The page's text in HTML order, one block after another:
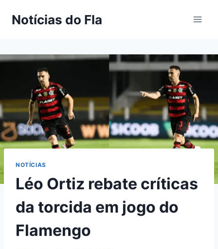
paraNotícias do Fla
NOTÍCIAS
Léo Ortiz rebate críticas
da torcida em jogo do
Flamengo